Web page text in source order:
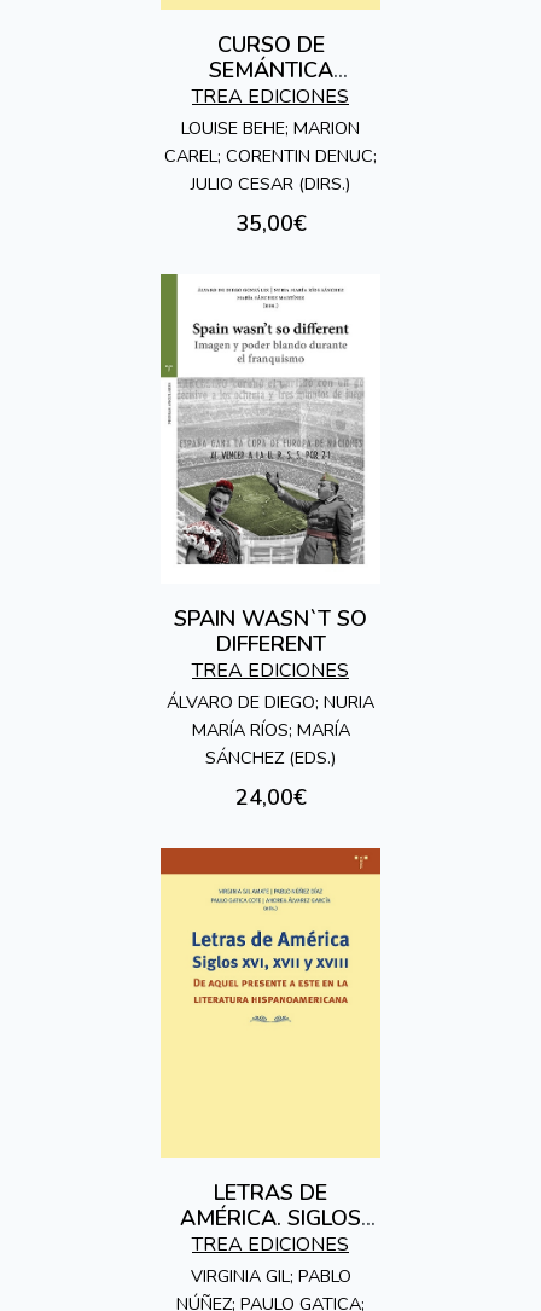
CURSO DE
SEMÁNTICA
ARGUMENTATIVA
TREA EDICIONES
LOUISE BEHE; MARION
CAREL; CORENTIN DENUC;
JULIO CESAR (DIRS.)
35,00€
SPAIN WASN`T SO
DIFFERENT
TREA EDICIONES
ÁLVARO DE DIEGO; NURIA
MARÍA RÍOS; MARÍA
SÁNCHEZ (EDS.)
24,00€
LETRAS DE
AMÉRICA. SIGLOS
XVI, XVII Y XVIII
TREA EDICIONES
VIRGINIA GIL; PABLO
NÚÑEZ; PAULO GATICA;